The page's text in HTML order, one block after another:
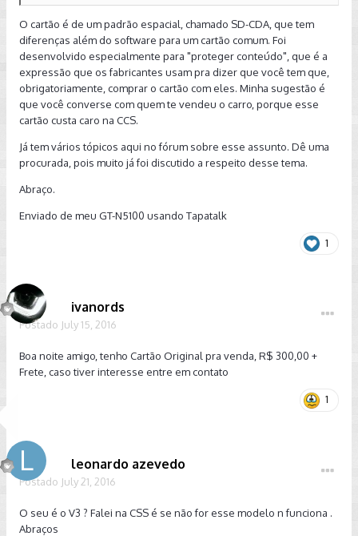
O cartão é de um padrão espacial, chamado SD-CDA, que tem
diferenças além do software para um cartão comum. Foi
desenvolvido especialmente para "proteger conteúdo", que é a
expressão que os fabricantes usam pra dizer que você tem que,
obrigatoriamente, comprar o cartão com eles. Minha sugestão é
que você converse com quem te vendeu o carro, porque esse
cartão custa caro na CCS.
Já tem vários tópicos aqui no fórum sobre esse assunto. Dê uma
procurada, pois muito já foi discutido a respeito desse tema.
Abraço.
Enviado de meu GT-N5100 usando Tapatalk
1
ivanords
Postado July 15, 2016
Boa noite amigo, tenho Cartão Original pra venda, R$ 300,00 +
Frete, caso tiver interesse entre em contato
1
leonardo azevedo
Postado July 21, 2016
O seu é o V3 ? Falei na CSS é se não for esse modelo n funciona .
Abraços